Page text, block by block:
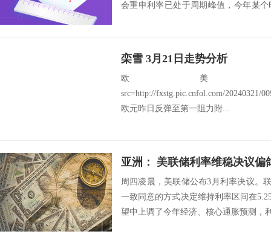
会重申利率已处于周期峰值，今年某
栾雪 3月21日走势分析
欧美：
src=http://fxstg.pic.cnfol.com/20240321/
欧元昨日反弹至第一阻力附...
亚洲： 美联储利率维稳决议偏
周四凌晨，美联储公布3月利率决议。
一致同意的方式决定维持利率区间在
望中上调了今年经济、核心通胀预测，